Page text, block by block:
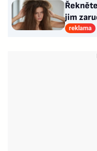
jim
reklama